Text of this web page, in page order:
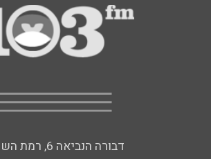
דבורה הנביאה 6, רמת השרון